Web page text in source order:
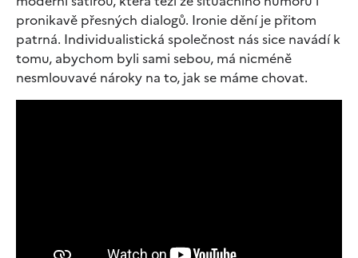
pronikavě přesných dialogů. Ironie dění je přitom
patrná. Individualistická společnost nás sice navádí k
tomu, abychom byli sami sebou, má nicméně
nesmlouvavé nároky na to, jak se máme chovat.